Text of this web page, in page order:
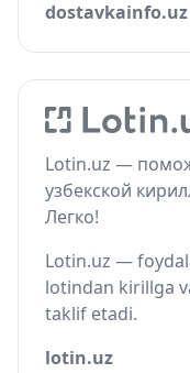
dostavkainfo.uz
Lotin.uz —
узбекской
Легко!
Lotin.uz —
lotindan kirillga
taklif etadi.
lotin.uz